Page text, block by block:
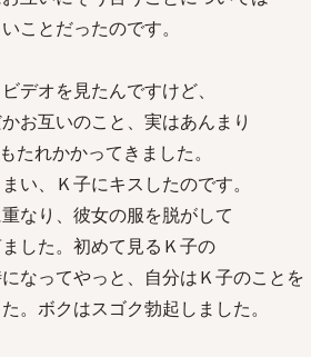
ことだったのです。
デオを見たんですけど、
お互いのこと、実はあんまり
れかかってきました。
い、Ｋ子にキスしたのです。
なり、彼女の服を脱がして
した。初めて見るＫ子の
なってやっと、自分はＫ子のことを
。ボクはスゴク勃起しました。